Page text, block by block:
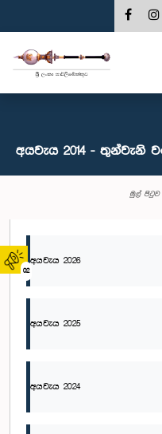
02
අයවැය 2014 -
මුල් පිටුව
අයවැය 2026
අයවැය 2025
අයවැය 2024